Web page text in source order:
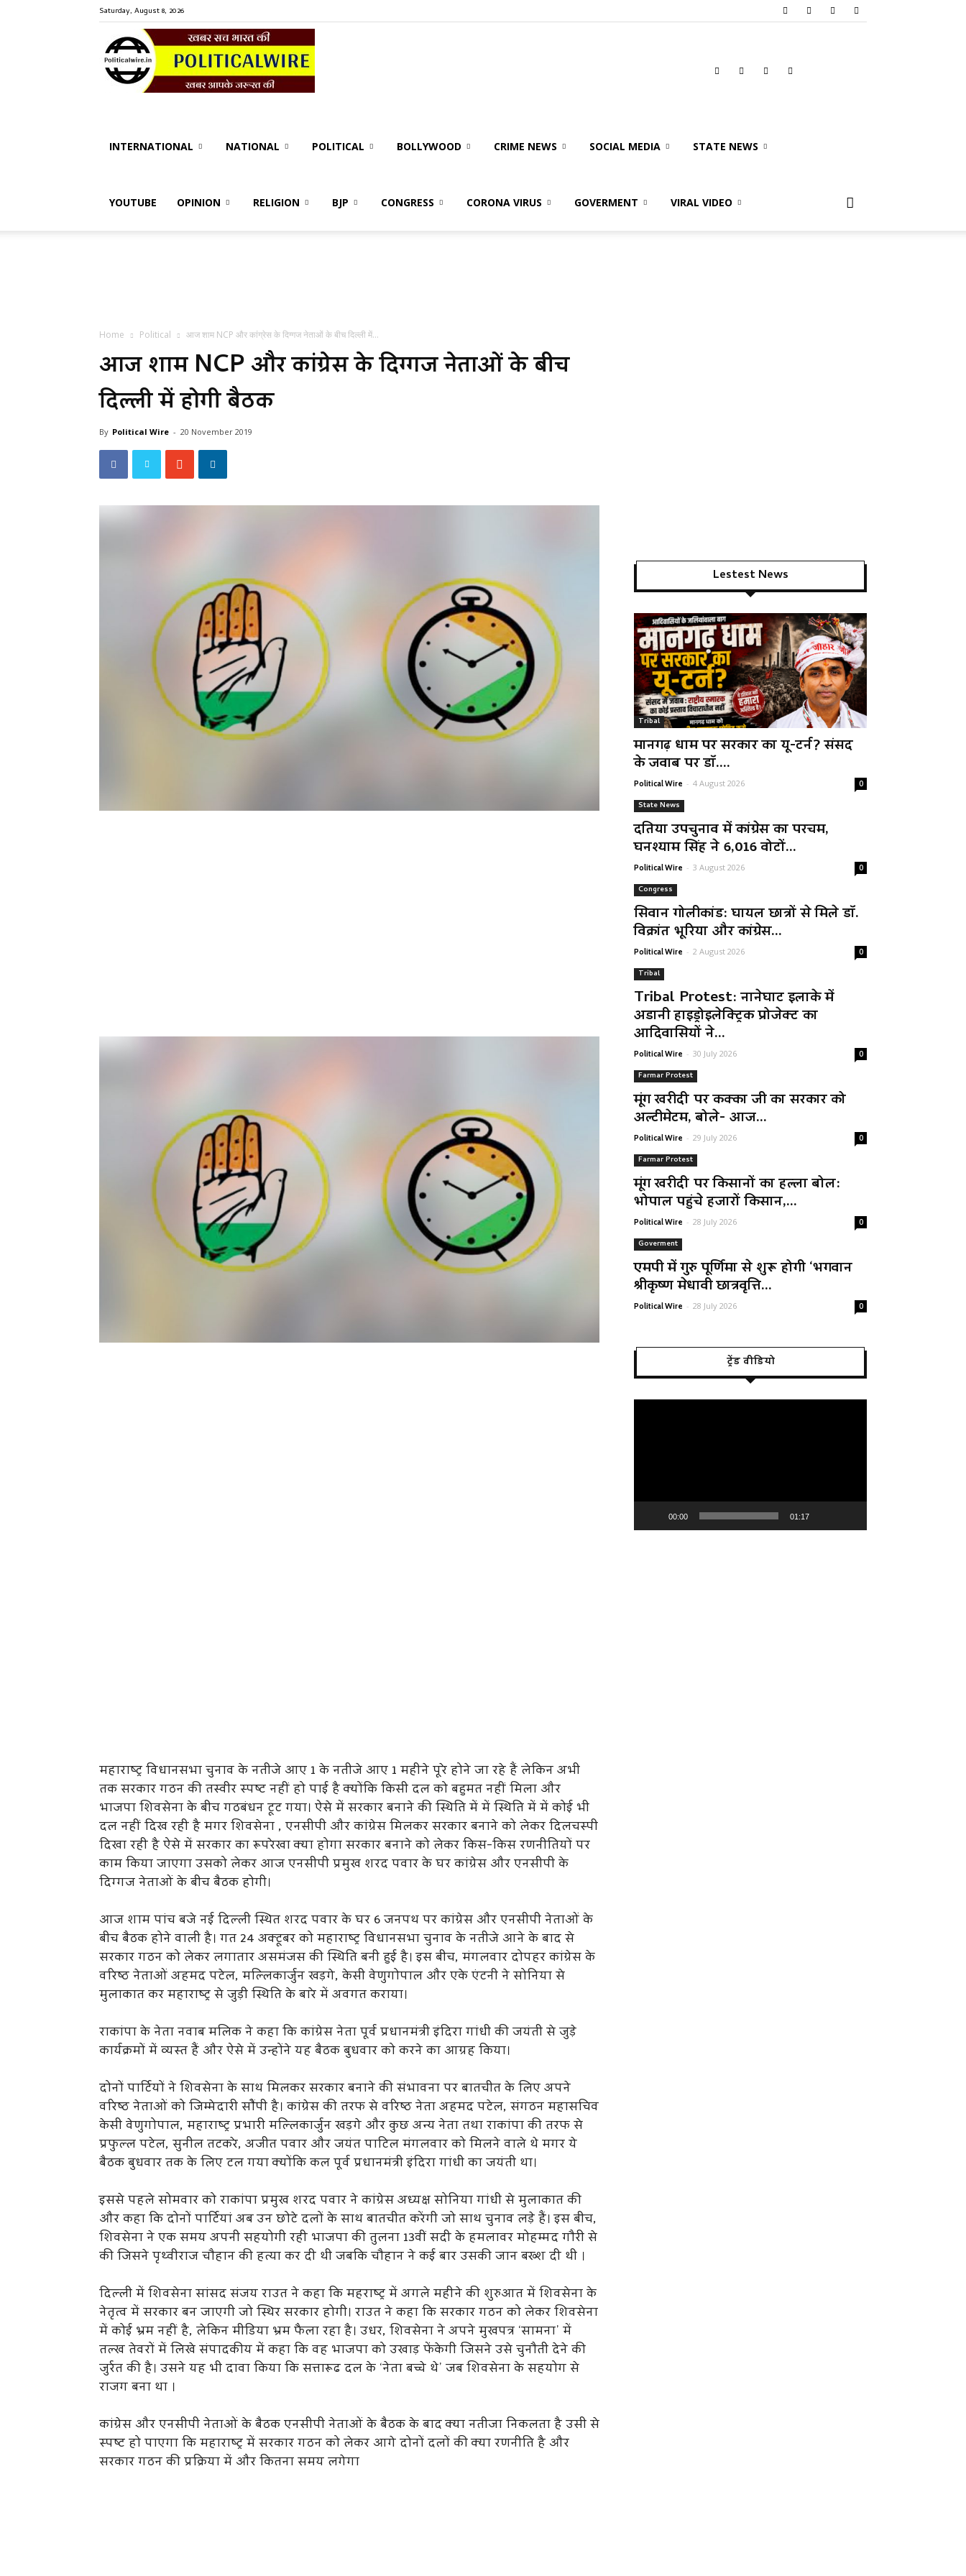
Saturday, August 8, 2026
INTERNATIONAL NATIONAL POLITICAL BOLLYWOOD CRIME NEWS SOCIAL MEDIA STATE NEWS
YOUTUBE OPINION RELIGION BJP CONGRESS CORONA VIRUS GOVERMENT VIRAL VIDEO
Home Political आज शाम NCP और कांग्रेस के दिग्गज नेताओं के बीच दिल्ली में...
आज शाम NCP और कांग्रेस के दिग्गज नेताओं के बीच
दिल्ली में होगी बैठक
By Political Wire - 20 November 2019
महाराष्ट्र विधानसभा चुनाव के नतीजे आए 1 के नतीजे आए 1 महीने पूरे होने जा रहे हैं लेकिन अभी
तक सरकार गठन की तस्वीर स्पष्ट नहीं हो पाई है क्योंकि किसी दल को बहुमत नहीं मिला और
भाजपा शिवसेना के बीच गठबंधन टूट गया। ऐसे में सरकार बनाने की स्थिति में में स्थिति में में कोई भी
दल नहीं दिख रही है मगर शिवसेना , एनसीपी और कांग्रेस मिलकर सरकार बनाने को लेकर दिलचस्पी
दिखा रही है ऐसे में सरकार का रूपरेखा क्या होगा सरकार बनाने को लेकर किस-किस रणनीतियों पर
काम किया जाएगा उसको लेकर आज एनसीपी प्रमुख शरद पवार के घर कांग्रेस और एनसीपी के
दिग्गज नेताओं के बीच बैठक होगी।
आज शाम पांच बजे नई दिल्ली स्थित शरद पवार के घर 6 जनपथ पर कांग्रेस और एनसीपी नेताओं के
बीच बैठक होने वाली है। गत 24 अक्टूबर को महाराष्ट्र विधानसभा चुनाव के नतीजे आने के बाद से
सरकार गठन को लेकर लगातार असमंजस की स्थिति बनी हुई है। इस बीच, मंगलवार दोपहर कांग्रेस के
वरिष्ठ नेताओं अहमद पटेल, मल्लिकार्जुन खड़गे, केसी वेणुगोपाल और एके एंटनी ने सोनिया से
मुलाकात कर महाराष्ट्र से जुड़ी स्थिति के बारे में अवगत कराया।
राकांपा के नेता नवाब मलिक ने कहा कि कांग्रेस नेता पूर्व प्रधानमंत्री इंदिरा गांधी की जयंती से जुड़े
कार्यक्रमों में व्यस्त हैं और ऐसे में उन्होंने यह बैठक बुधवार को करने का आग्रह किया।
दोनों पार्टियों ने शिवसेना के साथ मिलकर सरकार बनाने की संभावना पर बातचीत के लिए अपने
वरिष्ठ नेताओं को जिम्मेदारी सौंपी है। कांग्रेस की तरफ से वरिष्ठ नेता अहमद पटेल, संगठन महासचिव
केसी वेणुगोपाल, महाराष्ट्र प्रभारी मल्लिकार्जुन खड़गे और कुछ अन्य नेता तथा राकांपा की तरफ से
प्रफुल्ल पटेल, सुनील तटकरे, अजीत पवार और जयंत पाटिल मंगलवार को मिलने वाले थे मगर ये
बैठक बुधवार तक के लिए टल गया क्योंकि कल पूर्व प्रधानमंत्री इंदिरा गांधी का जयंती था।
इससे पहले सोमवार को राकांपा प्रमुख शरद पवार ने कांग्रेस अध्यक्ष सोनिया गांधी से मुलाकात की
और कहा कि दोनों पार्टियां अब उन छोटे दलों के साथ बातचीत करेंगी जो साथ चुनाव लड़े हैं। इस बीच,
शिवसेना ने एक समय अपनी सहयोगी रही भाजपा की तुलना 13वीं सदी के हमलावर मोहम्मद गौरी से
की जिसने पृथ्वीराज चौहान की हत्या कर दी थी जबकि चौहान ने कई बार उसकी जान बख्श दी थी ।
दिल्ली में शिवसेना सांसद संजय राउत ने कहा कि महराष्ट्र में अगले महीने की शुरुआत में शिवसेना के
नेतृत्व में सरकार बन जाएगी जो स्थिर सरकार होगी। राउत ने कहा कि सरकार गठन को लेकर शिवसेना
में कोई भ्रम नहीं है, लेकिन मीडिया भ्रम फैला रहा है। उधर, शिवसेना ने अपने मुखपत्र ‘सामना’ में
तल्ख तेवरों में लिखे संपादकीय में कहा कि वह भाजपा को उखाड़ फेंकेगी जिसने उसे चुनौती देने की
जुर्रत की है। उसने यह भी दावा किया कि सत्तारूढ दल के ‘नेता बच्चे थे’ जब शिवसेना के सहयोग से
राजग बना था ।
कांग्रेस और एनसीपी नेताओं के बैठक एनसीपी नेताओं के बैठक के बाद क्या नतीजा निकलता है उसी से
स्पष्ट हो पाएगा कि महाराष्ट्र में सरकार गठन को लेकर आगे दोनों दलों की क्या रणनीति है और
सरकार गठन की प्रक्रिया में और कितना समय लगेगा
Lestest News
Tribal
मानगढ़ धाम पर सरकार का यू-टर्न? संसद
के जवाब पर डॉ....
Political Wire - 4 August 2026 0
State News
दतिया उपचुनाव में कांग्रेस का परचम,
घनश्याम सिंह ने 6,016 वोटों...
Political Wire - 3 August 2026 0
Congress
सिवान गोलीकांड: घायल छात्रों से मिले डॉ.
विक्रांत भूरिया और कांग्रेस...
Political Wire - 2 August 2026 0
Tribal
Tribal Protest: नानेघाट इलाके में
अडानी हाइड्रोइलेक्ट्रिक प्रोजेक्ट का
आदिवासियों ने...
Political Wire - 30 July 2026 0
Farmar Protest
मूंग खरीदी पर कक्का जी का सरकार को
अल्टीमेटम, बोले- आज...
Political Wire - 29 July 2026 0
Farmar Protest
मूंग खरीदी पर किसानों का हल्ला बोल:
भोपाल पहुंचे हजारों किसान,...
Political Wire - 28 July 2026 0
Goverment
एमपी में गुरु पूर्णिमा से शुरू होगी ‘भगवान
श्रीकृष्ण मेधावी छात्रवृत्ति...
Political Wire - 28 July 2026 0
ट्रेंड वीडियो
00:00 01:17